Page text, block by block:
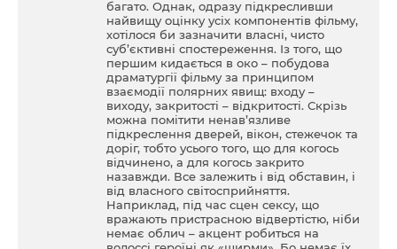
багато. Однак, одразу підкресливши
найвищу оцінку усіх компонентів фільму,
хотілося би зазначити власні, чисто
суб’єктивні спостереження. Із того, що
першим кидається в око – побудова
драматургії фільму за принципом
взаємодії полярних явищ: входу –
виходу, закритості – відкритості. Скрізь
можна помітити ненав’язливе
підкреслення дверей, вікон, стежечок та
доріг, тобто усього того, що для когось
відчинено, а для когось закрито
назавжди. Все залежить і від обставин, і
від власного світосприйняття.
Наприклад, під час сцен сексу, що
вражають пристрасною відвертістю, ніби
немає облич – акцент робиться на